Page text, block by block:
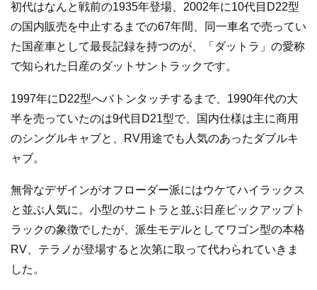
初代はなんと戦前の1935年登場、2002年に10代目D22型
の国内販売を中止するまでの67年間、同一車名で売ってい
た国産車として最長記録を持つのが、「ダットラ」の愛称
で知られた日産のダットサントラックです。
1997年にD22型へバトンタッチするまで、1990年代の大
半を売っていたのは9代目D21型で、国内仕様は主に商用
のシングルキャブと、RV用途でも人気のあったダブルキ
ャブ。
無骨なデザインがオフローダー派にはウケてハイラックス
と並ぶ人気に。小型のサニトラと並ぶ日産ピックアップト
ラックの象徴でしたが、派生モデルとしてワゴン型の本格
RV、テラノが登場すると次第に取って代わられていきま
した。